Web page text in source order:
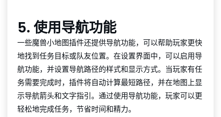
5. 使用导航功能
一些魔兽小地图插件还提供导航功能，可以帮助玩家更快
地找到任务目标或队友位置。在设置界面中，可以启用导
航功能，并设置导航路径的样式和显示方式。当玩家有任
务需要完成时，插件将自动计算最短路径，并在地图上显
示导航箭头和文字指引。通过使用导航功能，玩家可以更
轻松地完成任务，节省时间和精力。